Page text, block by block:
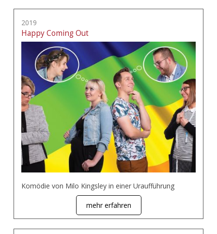
2019
Happy Coming Out
Komödie von Milo Kingsley in einer Uraufführung
mehr erfahren